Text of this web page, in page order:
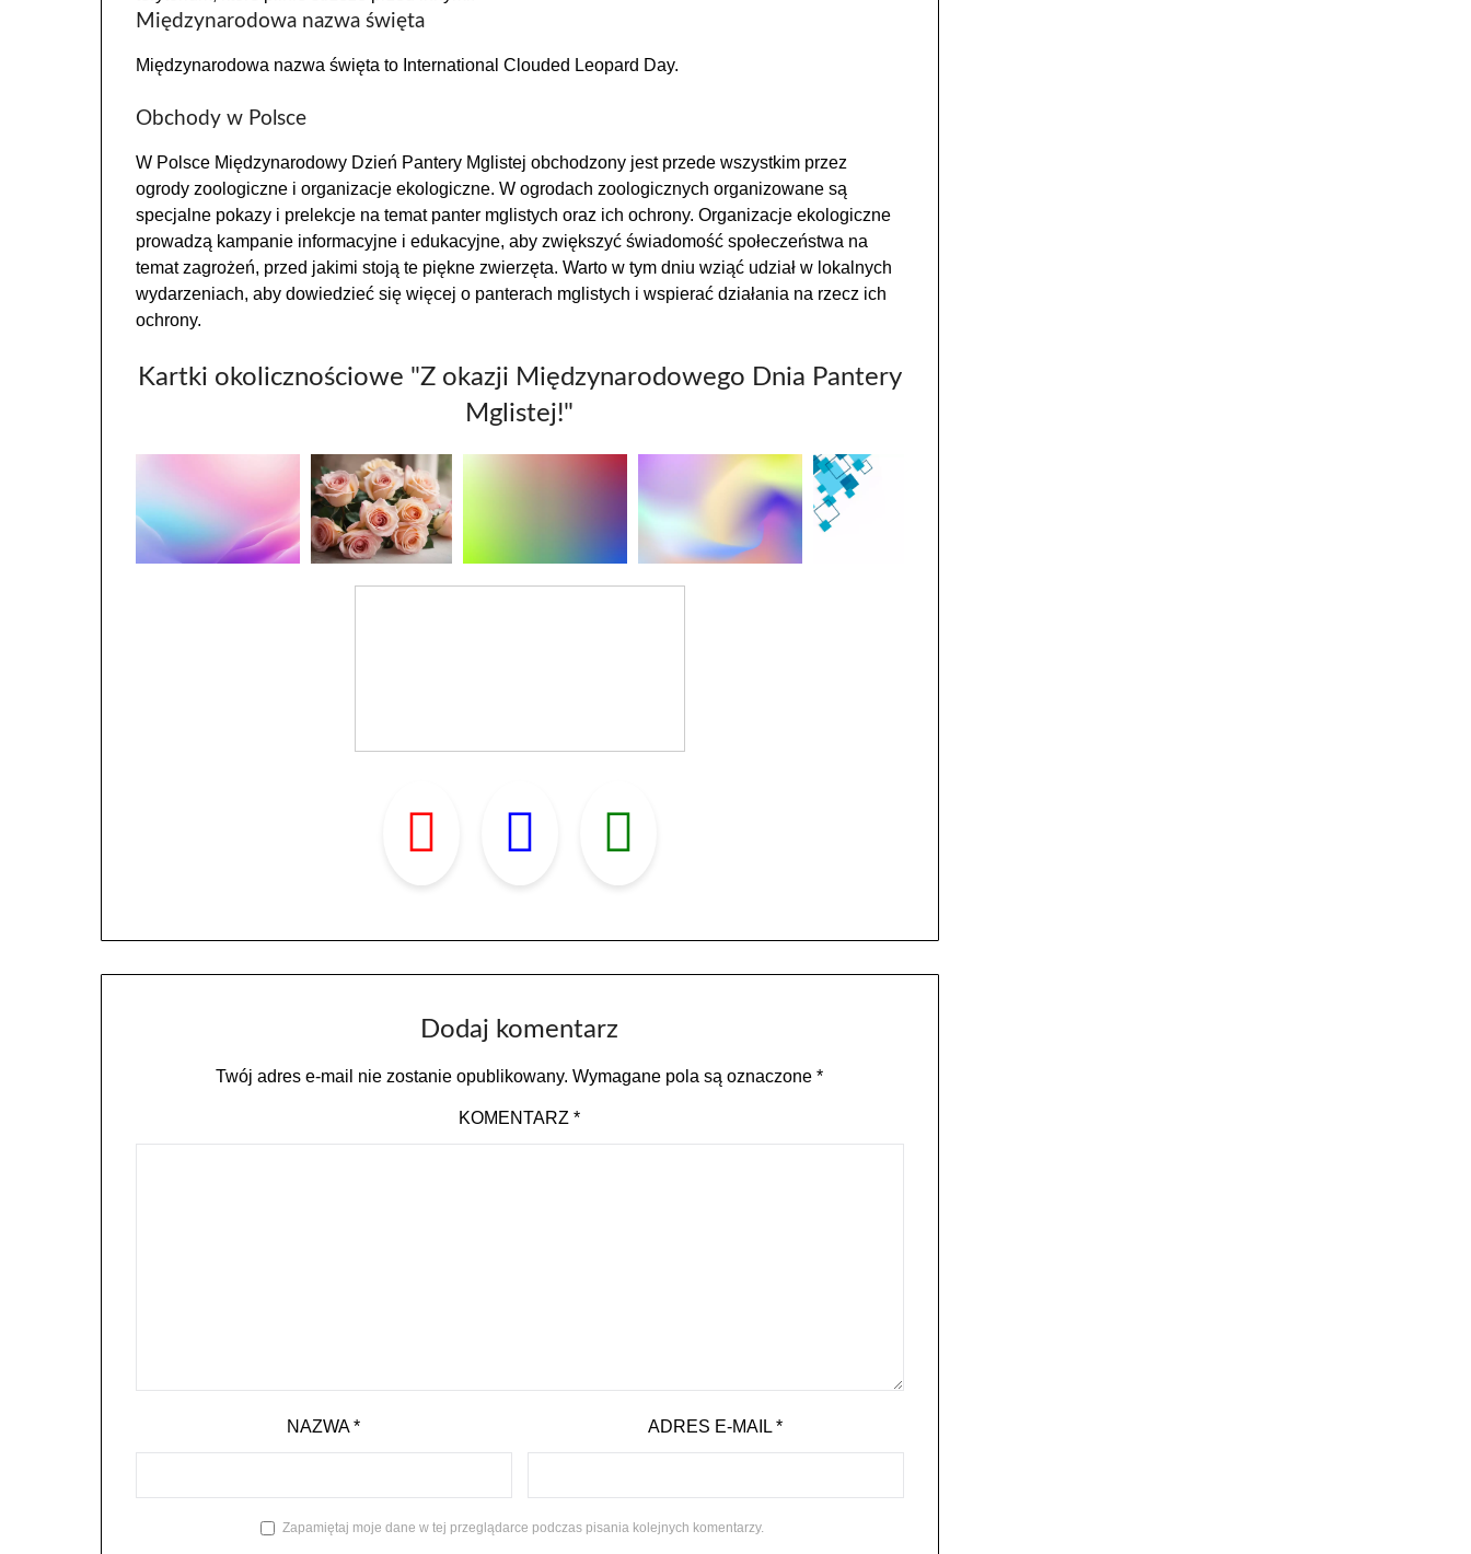
Międzynarodowa nazwa święta
Międzynarodowa nazwa święta to International Clouded Leopard Day.
Obchody w Polsce
W Polsce Międzynarodowy Dzień Pantery Mglistej obchodzony jest przede wszystkim przez
ogrody zoologiczne i organizacje ekologiczne. W ogrodach zoologicznych organizowane są
specjalne pokazy i prelekcje na temat panter mglistych oraz ich ochrony. Organizacje ekologiczne
prowadzą kampanie informacyjne i edukacyjne, aby zwiększyć świadomość społeczeństwa na
temat zagrożeń, przed jakimi stoją te piękne zwierzęta. Warto w tym dniu wziąć udział w lokalnych
wydarzeniach, aby dowiedzieć się więcej o panterach mglistych i wspierać działania na rzecz ich
ochrony.
Kartki okolicznościowe "Z okazji Międzynarodowego Dnia Pantery
Mglistej!"
Dodaj komentarz
Twój adres e-mail nie zostanie opublikowany. Wymagane pola są oznaczone*
KOMENTARZ*
NAZWA* ADRES E-MAIL*
Zapamiętaj moje dane w tej przeglądarce podczas pisania kolejnych komentarzy.